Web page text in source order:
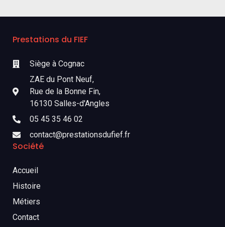
Prestations du FIEF
Siège à Cognac
ZAE du Pont Neuf,
Rue de la Bonne Fin,
16130 Salles-d'Angles
05 45 35 46 02
contact@prestationsdufief.fr
Société
Accueil
Histoire
Métiers
Contact